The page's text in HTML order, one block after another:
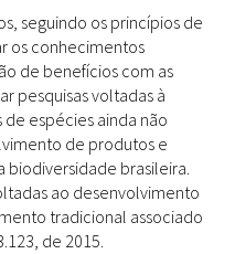
seguindo os princípios de
os conhecimentos
de benefícios com as
pesquisas voltadas à
espécies ainda não
de produtos e
biodiversidade brasileira.
ao desenvolvimento
tradicional associado
de 2015.